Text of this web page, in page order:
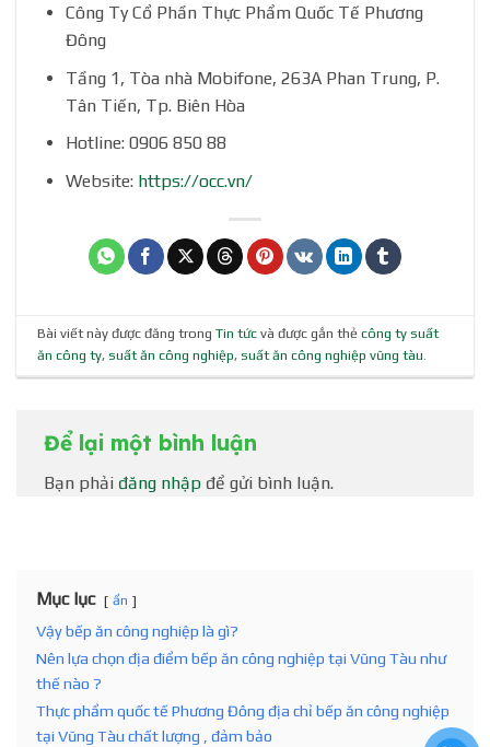
Mục lục ẩn
Vậy bếp ăn công nghiệp là gì?
Nên lựa chọn địa điểm bếp ăn công nghiệp tại Vũng Tàu như
thế nào ?
Thực phẩm quốc tế Phương Đông địa chỉ bếp ăn công nghiệp
tại Vũng Tàu chất lượng , đảm bảo
Công Ty Cổ Phần Thực Phẩm Quốc Tế Phương
Đông
Tầng 1, Tòa nhà Mobifone, 263A Phan Trung, P.
Tân Tiến, Tp. Biên Hòa
Hotline: 0906 850 88
Website: https://occ.vn/
Bài viết này được đăng trongTin tức và được gắn thẻcông ty suất
ăn công ty,suất ăn công nghiệp,suất ăn công nghiệp vũng tàu.
Để lại một bình luận
Bạn phải đăng nhập để gửi bình luận.